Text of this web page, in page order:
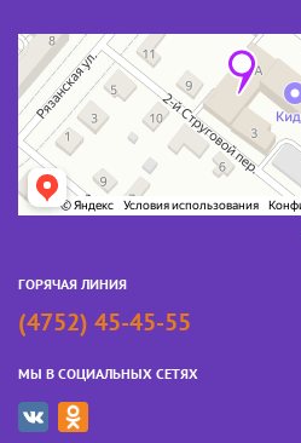
ГОРЯЧАЯ ЛИНИЯ
(4752) 45-45-55
МЫ В СОЦИАЛЬНЫХ СЕТЯХ